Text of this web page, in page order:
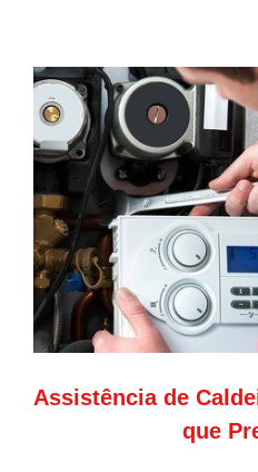
Assistência de
que